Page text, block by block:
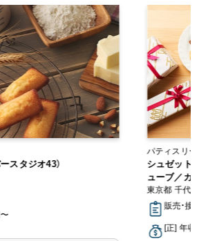
スタジオ43）
パティスリー・
シュゼット（
ューブ／カサ
東京都 千代田区
販売・接客
[正] 年収